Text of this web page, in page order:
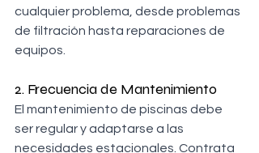
cualquier problema, desde problemas
de filtración hasta reparaciones de
equipos.
2. Frecuencia de Mantenimiento
El mantenimiento de piscinas debe
ser regular y adaptarse a las
necesidades estacionales. Contrata